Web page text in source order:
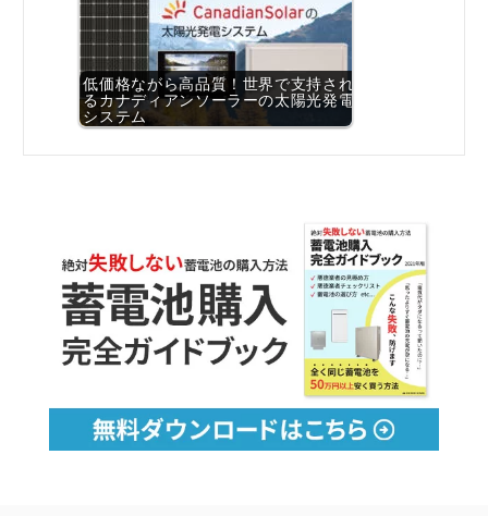
低価格ながら高品質！世界で支持され
るカナディアンソーラーの太陽光発電
システム